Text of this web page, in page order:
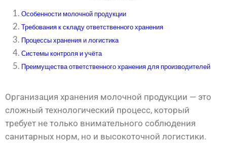
Особенности молочной продукции
Требования к складу ответственного хранения
Процессы хранения и логистика
Системы контроля и учёта
Преимущества ответственного хранения для производителей
Организация хранения молочной продукции — это
сложный технологический процесс, который
требует не только внимательного соблюдения
санитарных норм, но и высокоточной логистики.